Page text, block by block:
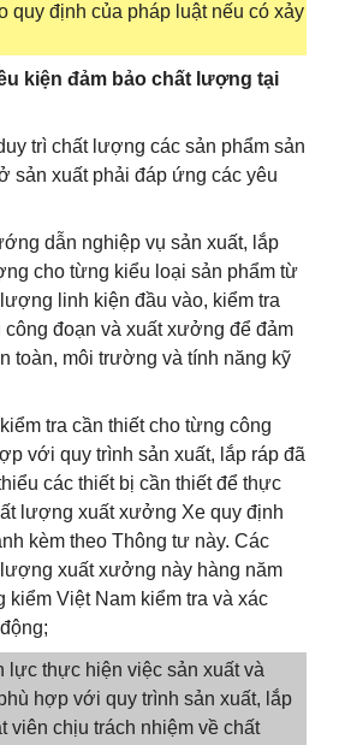
quy định của pháp luật nếu có xảy
kiện đảm bảo chất lượng tại
trì chất lượng các sản phẩm sản
sản xuất phải đáp ứng các yêu
dẫn nghiệp vụ sản xuất, lắp
cho từng kiểu loại sản phẩm từ
linh kiện đầu vào, kiểm tra
đoạn và xuất xưởng để đảm
toàn, môi trường và tính năng kỹ
tra cần thiết cho từng công
với quy trình sản xuất, lắp ráp đã
các thiết bị cần thiết để thực
lượng xuất xưởng Xe quy định
kèm theo Thông tư này. Các
xuất xưởng này hàng năm
Việt Nam kiểm tra và xác
lực thực hiện việc sản xuất và
hợp với quy trình sản xuất, lắp
viên chịu trách nhiệm về chất